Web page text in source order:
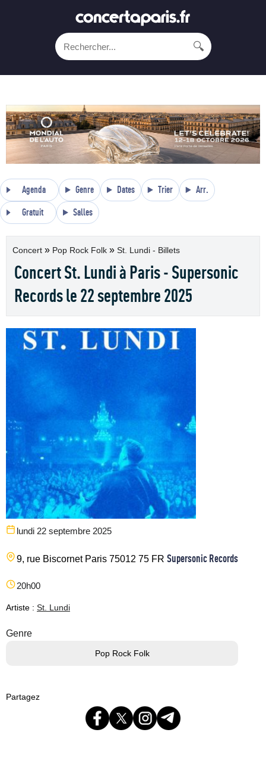
🔍
Agenda Genre Dates Trier Arr.
Gratuit Salles
Concert » Pop Rock Folk » St. Lundi - Billets
Concert St. Lundi à Paris - Supersonic
Records le 22 septembre 2025
lundi 22 septembre 2025
9, rue Biscornet Paris 75012 75 FR Supersonic Records
20h00
Artiste : St. Lundi
Genre
Pop Rock Folk
Partagez